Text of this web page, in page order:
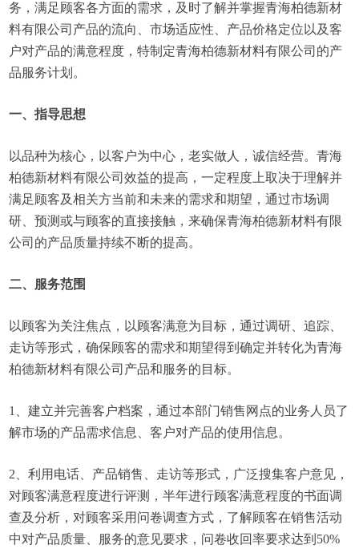
务，满足顾客各方面的需求，及时了解并掌握青海柏德新材
料有限公司产品的流向、市场适应性、产品价格定位以及客
户对产品的满意程度，特制定青海柏德新材料有限公司的产
品服务计划。
一、指导思想
以品种为核心，以客户为中心，老实做人，诚信经营。青海
柏德新材料有限公司效益的提高，一定程度上取决于理解并
满足顾客及相关方当前和未来的需求和期望，通过市场调
研、预测或与顾客的直接接触，来确保青海柏德新材料有限
公司的产品质量持续不断的提高。
二、服务范围
以顾客为关注焦点，以顾客满意为目标，通过调研、追踪、
走访等形式，确保顾客的需求和期望得到确定并转化为青海
柏德新材料有限公司产品和服务的目标。
1、建立并完善客户档案，通过本部门销售网点的业务人员了
解市场的产品需求信息、客户对产品的使用信息。
2、利用电话、产品销售、走访等形式，广泛搜集客户意见，
对顾客满意程度进行评测，半年进行顾客满意程度的书面调
查及分析，对顾客采用问卷调查方式，了解顾客在销售活动
中对产品质量、服务的意见要求，问卷收回率要求达到50%